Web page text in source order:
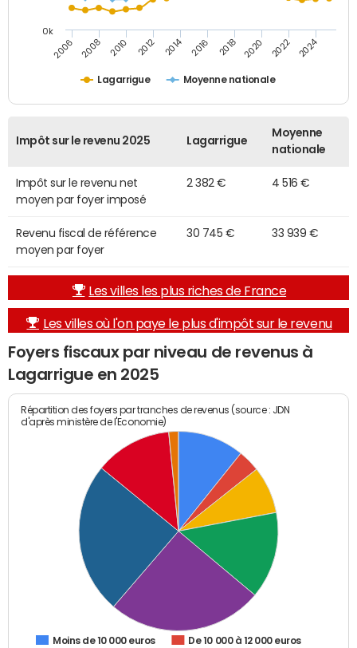
Lagarrigue Moyenne nationale
2006 2008 2010 2012 2014 2016 2018 2020 2022 2024
0k
Impôt sur le revenu 2025 Lagarrigue
Moyenne
nationale
Impôt sur le revenu net
moyen par foyer imposé
2 382 € 4 516 €
Revenu fiscal de référence
moyen par foyer
30 745 € 33 939 €
Les villes les plus riches de France
Les villes où l'on paye le plus d'impôt sur le revenu
Foyers fiscaux par niveau de revenus à
Lagarrigue en 2025
Répartition des foyers par tranches de revenus (source : JDN
d'après ministère de l'Economie)
Moins de 10 000 euros
De 10 000 à 12 000 euros